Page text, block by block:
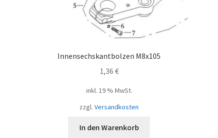
Innensechskantbolzen M8x105
1,36 €
inkl. 19 % MwSt.
zzgl. Versandkosten
In den Warenkorb